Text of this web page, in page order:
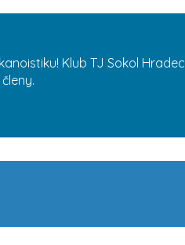
Klub TJ Sokol Hradec